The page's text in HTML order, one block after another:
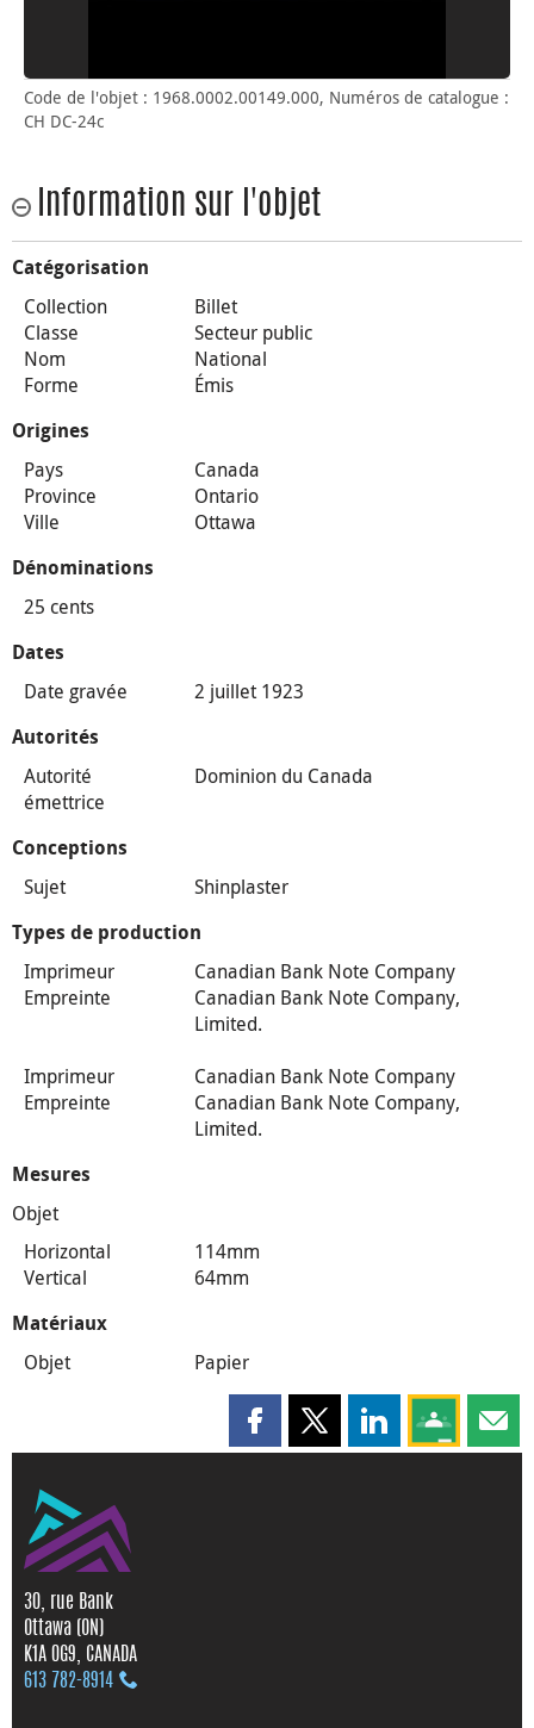
Code de l'objet : 1968.0002.00149.000, Numéros de catalogue :
CH DC-24c
Information sur l'objet
Catégorisation
Collection
Billet
Classe
Secteur public
Nom
National
Forme
Émis
Origines
Pays
Canada
Province
Ontario
Ville
Ottawa
Dénominations
25 cents
Dates
Date gravée 2 juillet 1923
Autorités
Autorité
émettrice
Dominion du Canada
Conceptions
Sujet Shinplaster
Types de production
Imprimeur
Canadian Bank Note Company
Empreinte
Canadian Bank Note Company,
Limited.
Imprimeur
Canadian Bank Note Company
Empreinte
Canadian Bank Note Company,
Limited.
Mesures
Objet
Horizontal
114mm
Vertical
64mm
Matériaux
Objet Papier
Partager cette page sur
Partager cette page sur X
Partager cette
Partagez
30, rue Bank
Ottawa (ON)
K1A 0G9, CANADA
613 782‑8914